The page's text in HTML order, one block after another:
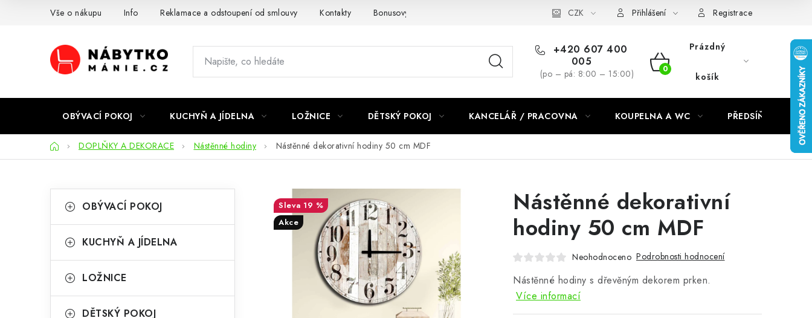
Vše o nákupu Info Reklamace a odstoupení od smlouvy Kontakty Bonusový program NBM+ CZK Přihlášení Registrace
+420 607 400
005
(po – pá: 8:00 – 15:00)
NÁKUPNÍ
Prázdný
košík
OBÝVACÍ POKOJ KUCHYŇ A JÍDELNA LOŽNICE DĚTSKÝ POKOJ KANCELÁŘ / PRACOVNA KOUPELNA A WC PŘEDSÍŇ
DomůDOPLŇKY A DEKORACE Nástěnné hodiny Nástěnné dekorativní hodiny 50 cm MDF
o
t
r
kategorie
a
e
o
OBÝVACÍ POKOJ
KUCHYŇ A JÍDELNA
LOŽNICE
DĚTSKÝ POKOJ
Nástěnné dekorativní
hodiny 50 cm MDF
Neohodnoceno Podrobnosti hodnocení
Nástěnné hodiny s dřevěným dekorem prken.
Více informací
19 %
Akce